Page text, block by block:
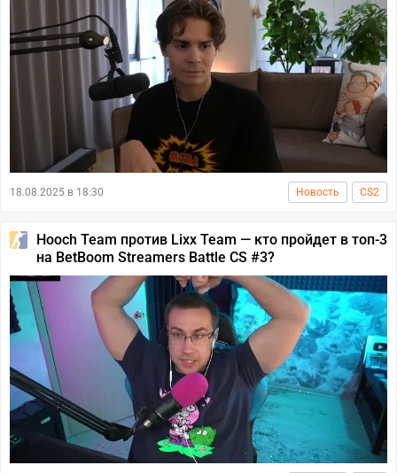
18.08.2025 в 18:30 Новость CS2
Hooch Team против Lixx Team — кто пройдет в топ-3
на BetBoom Streamers Battle CS #3?